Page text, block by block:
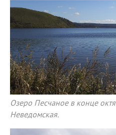
Озеро Песчаное в конце
Неведомская.